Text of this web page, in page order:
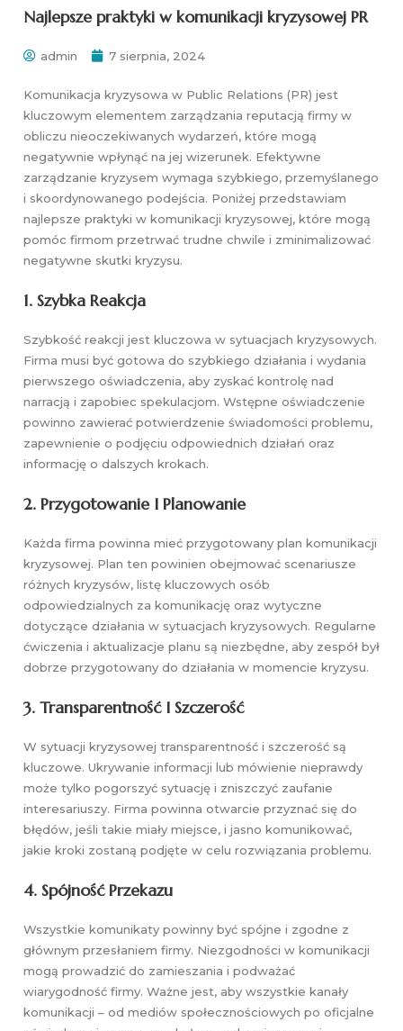
Najlepsze praktyki w komunikacji kryzysowej PR
admin 7 sierpnia, 2024
Komunikacja kryzysowa w Public Relations (PR) jest
kluczowym elementem zarządzania reputacją firmy w
obliczu nieoczekiwanych wydarzeń, które mogą
negatywnie wpłynąć na jej wizerunek. Efektywne
zarządzanie kryzysem wymaga szybkiego, przemyślanego
i skoordynowanego podejścia. Poniżej przedstawiam
najlepsze praktyki w komunikacji kryzysowej, które mogą
pomóc firmom przetrwać trudne chwile i zminimalizować
negatywne skutki kryzysu.
1. Szybka Reakcja
Szybkość reakcji jest kluczowa w sytuacjach kryzysowych.
Firma musi być gotowa do szybkiego działania i wydania
pierwszego oświadczenia, aby zyskać kontrolę nad
narracją i zapobiec spekulacjom. Wstępne oświadczenie
powinno zawierać potwierdzenie świadomości problemu,
zapewnienie o podjęciu odpowiednich działań oraz
informację o dalszych krokach.
2. Przygotowanie I Planowanie
Każda firma powinna mieć przygotowany plan komunikacji
kryzysowej. Plan ten powinien obejmować scenariusze
różnych kryzysów, listę kluczowych osób
odpowiedzialnych za komunikację oraz wytyczne
dotyczące działania w sytuacjach kryzysowych. Regularne
ćwiczenia i aktualizacje planu są niezbędne, aby zespół był
dobrze przygotowany do działania w momencie kryzysu.
3. Transparentność I Szczerość
W sytuacji kryzysowej transparentność i szczerość są
kluczowe. Ukrywanie informacji lub mówienie nieprawdy
może tylko pogorszyć sytuację i zniszczyć zaufanie
interesariuszy. Firma powinna otwarcie przyznać się do
błędów, jeśli takie miały miejsce, i jasno komunikować,
jakie kroki zostaną podjęte w celu rozwiązania problemu.
4. Spójność Przekazu
Wszystkie komunikaty powinny być spójne i zgodne z
głównym przesłaniem firmy. Niezgodności w komunikacji
mogą prowadzić do zamieszania i podważać
wiarygodność firmy. Ważne jest, aby wszystkie kanały
komunikacji – od mediów społecznościowych po oficjalne